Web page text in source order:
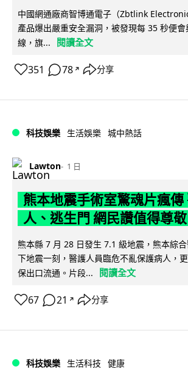
中國網通廠商智博通電子（Zbtlink
產品爆出嚴重安全漏洞，被發現每 35 秒便
線，旗...
閱讀全文
351 78 ↗ 分享
科技娛樂 生活娛樂 城中熱話
Lawton 1 日
熊本地震手術室驚魂片瘋傳
人、逃生門 網民讚值得尊敬
熊本縣 7 月 28 日發生 7.1 級地震，熊本綜
下地震一刻，醫護人員臨危不亂保護病人，
保出口流通。片段...
閱讀全文
67 21 ↗ 分享
科技娛樂 生活科技 健康